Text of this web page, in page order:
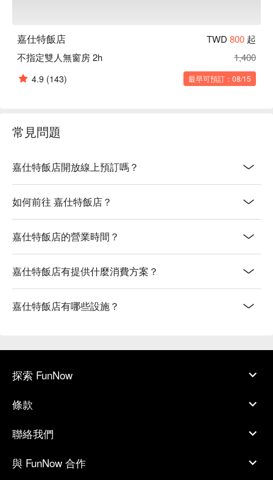
嘉仕特飯店 TWD 800 起
不指定雙人無窗房 2h
1,400
4.9 (143) 最早可預訂：08/15
常見問題
嘉仕特飯店開放線上預訂嗎？
如何前往 嘉仕特飯店？
嘉仕特飯店的營業時間？
嘉仕特飯店有提供什麼消費方案？
嘉仕特飯店有哪些設施？
探索 FunNow
條款
聯絡我們
與 FunNow 合作